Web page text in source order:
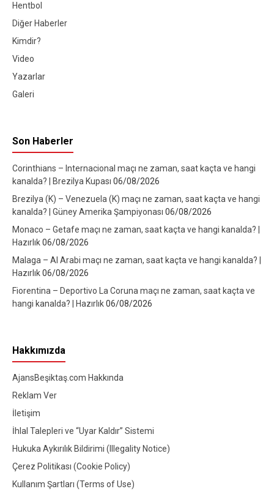
Hentbol
Diğer Haberler
Kimdir?
Video
Yazarlar
Galeri
Son Haberler
Corinthians – Internacional maçı ne zaman, saat kaçta ve hangi
kanalda? | Brezilya Kupası 06/08/2026
Brezilya (K) – Venezuela (K) maçı ne zaman, saat kaçta ve hangi
kanalda? | Güney Amerika Şampiyonası 06/08/2026
Monaco – Getafe maçı ne zaman, saat kaçta ve hangi kanalda? |
Hazırlık06/08/2026
Malaga – Al Arabi maçı ne zaman, saat kaçta ve hangi kanalda? |
Hazırlık06/08/2026
Fiorentina – Deportivo La Coruna maçı ne zaman, saat kaçta ve
hangi kanalda? | Hazırlık06/08/2026
Hakkımızda
AjansBeşiktaş.com Hakkında
Reklam Ver
İletişim
İhlal Talepleri ve “Uyar Kaldır” Sistemi
Hukuka Aykırılık Bildirimi (Illegality Notice)
Çerez Politikası (Cookie Policy)
Kullanım Şartları (Terms of Use)